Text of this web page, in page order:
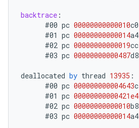
backtrace :
#00 pc 00000000000010c0
#01 pc 00000000000014a4
#02 pc 00000000000019cc
#03 pc 00000000000487d8
deallocated by thread 13935 :
#00 pc 000000000004643c
#01 pc 00000000000421e4
#02 pc 00000000000010b8
#03 pc 00000000000014a4